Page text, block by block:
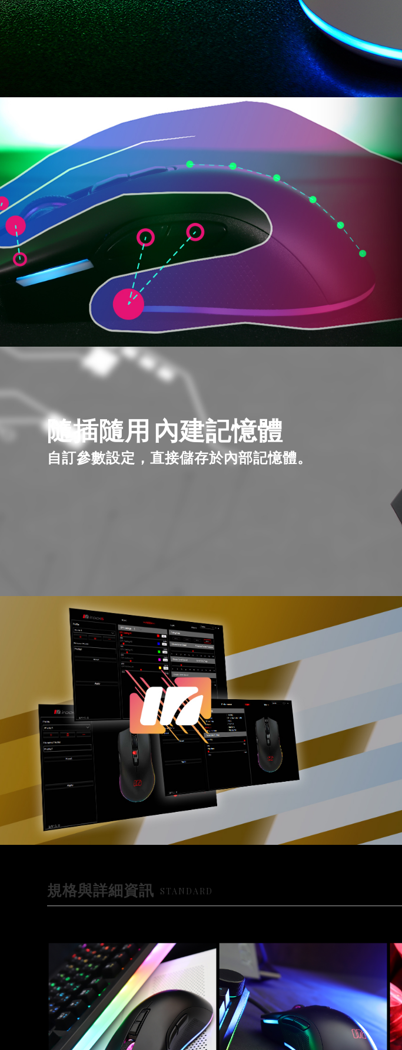
隨插隨用 內建記憶體
自訂參數設定，直接儲存於內部記憶體。
規格與詳細資訊 STANDARD